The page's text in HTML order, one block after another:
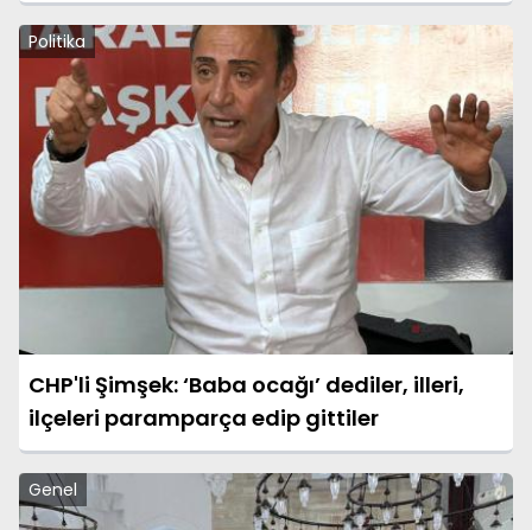
Politika
CHP'li Şimşek: ‘Baba ocağı’ dediler, illeri,
ilçeleri paramparça edip gittiler
Genel